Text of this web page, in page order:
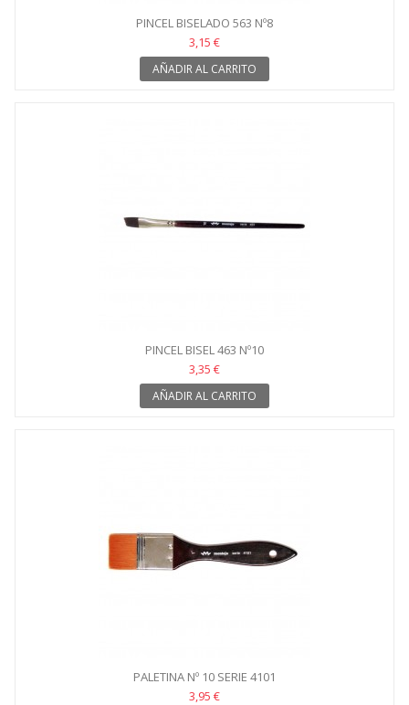
PINCEL BISELADO 563 Nº8
3,15 €
AÑADIR AL CARRITO
PINCEL BISEL 463 Nº10
3,35 €
AÑADIR AL CARRITO
PALETINA Nº 10 SERIE 4101
3,95 €